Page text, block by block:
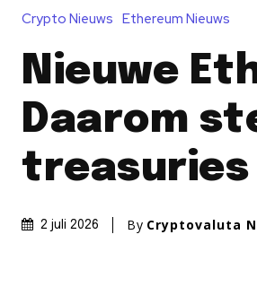
Crypto Nieuws Ethereum Nieuws
Nieuwe
Daarom
2 juli 2026 By Cryptovaluta